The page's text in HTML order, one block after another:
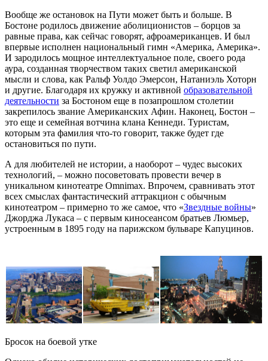
Вообще же остановок на Пути может быть и больше. В
Бостоне родилось движение аболиционистов – борцов за
равные права, как сейчас говорят, афроамериканцев. И был
впервые исполнен национальный гимн «Америка, Америка».
И зародилось мощное интеллектуальное поле, своего рода
аура, созданная творчеством таких светил американской
мысли и слова, как Ральф Уолдо Эмерсон, Натаниэль Хоторн
и другие. Благодаря их кружку и активной образовательной
деятельности за Бостоном еще в позапрошлом столетии
закрепилось звание Американских Афин. Наконец, Бостон –
это еще и семейная вотчина клана Кеннеди. Туристам,
которым эта фамилия что-то говорит, также будет где
остановиться по пути.
А для любителей не истории, а наоборот – чудес высоких
технологий, – можно посоветовать провести вечер в
уникальном кинотеатре Omnimax. Впрочем, сравнивать этот
всех смыслах фантастический аттракцион с обычным
кинотеатром – примерно то же самое, что «Звездные войны»
Джорджа Лукаса – с первым киносеансом братьев Люмьер,
устроенным в 1895 году на парижском бульваре Капуцинов.
Бросок на боевой утке